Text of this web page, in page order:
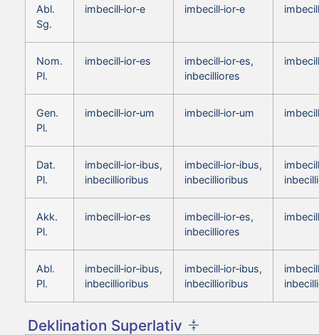
Abl.
Sg.
imbecill‑ior‑e imbecill‑ior‑e
Nom.
Pl.
imbecill‑ior‑es
imbecill‑ior‑es,
inbecilliores
Gen.
Pl.
imbecill‑ior‑um imbecill‑ior‑um
Dat.
Pl.
imbecill‑ior‑ibus,
inbecillioribus
imbecill‑ior‑ibus,
inbecillioribus
Akk.
Pl.
imbecill‑ior‑es
imbecill‑ior‑es,
inbecilliores
Abl.
Pl.
imbecill‑ior‑ibus,
inbecillioribus
imbecill‑ior‑ibus,
inbecillioribus
Deklination Superlativ